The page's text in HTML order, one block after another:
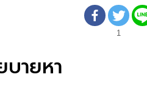
1
บายหา